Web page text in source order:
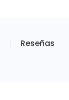
Reseñas